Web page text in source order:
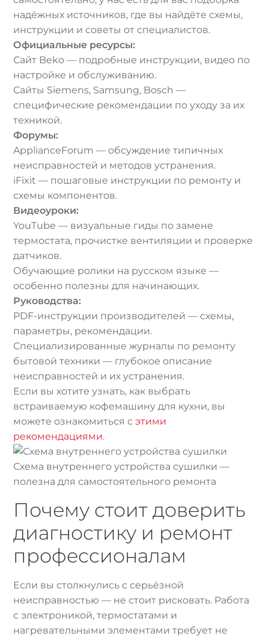
надёжных источников, где вы найдёте схемы,
инструкции и советы от специалистов.
Официальные ресурсы:
Сайт Beko — подробные инструкции, видео по
настройке и обслуживанию.
Сайты Siemens, Samsung, Bosch —
специфические рекомендации по уходу за их
техникой.
Форумы:
ApplianceForum — обсуждение типичных
неисправностей и методов устранения.
iFixit — пошаговые инструкции по ремонту и
схемы компонентов.
Видеоуроки:
YouTube — визуальные гиды по замене
термостата, прочистке вентиляции и проверке
датчиков.
Обучающие ролики на русском языке —
особенно полезны для начинающих.
Руководства:
PDF-инструкции производителей — схемы,
параметры, рекомендации.
Специализированные журналы по ремонту
бытовой техники — глубокое описание
неисправностей и их устранения.
Если вы хотите узнать, как выбрать
встраиваемую кофемашину для кухни, вы
можете ознакомиться сэтими
рекомендациями.
Схема внутреннего устройства сушилки —
полезна для самостоятельного ремонта
Почему стоит доверить
диагностику и ремонт
профессионалам
Если вы столкнулись с серьёзной
неисправностью — не стоит рисковать. Работа
с электроникой, термостатами и
нагревательными элементами требует не